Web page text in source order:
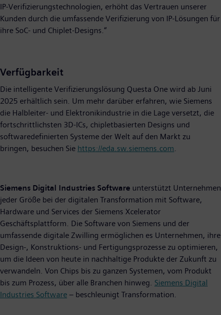
IP-Verifizierungstechnologien, erhöht das Vertrauen unserer
Kunden durch die umfassende Verifizierung von IP-Lösungen für
ihre SoC- und Chiplet-Designs.“
Verfügbarkeit
Die intelligente Verifizierungslösung Questa One wird ab Juni
2025 erhältlich sein. Um mehr darüber erfahren, wie Siemens
die Halbleiter- und Elektronikindustrie in die Lage versetzt, die
fortschrittlichsten 3D-ICs, chipletbasierten Designs und
softwaredefinierten Systeme der Welt auf den Markt zu
bringen, besuchen Sie https://eda.sw.siemens.com
Siemens Digital Industries Software unterstützt Unternehmen
jeder Größe bei der digitalen Transformation mit Software,
Hardware und Services der Siemens Xcelerator
Geschäftsplattform. Die Software von Siemens und der
umfassende digitale Zwilling ermöglichen es Unternehmen, ihre
Design-, Konstruktions- und Fertigungsprozesse zu optimieren,
um die Ideen von heute in nachhaltige Produkte der Zukunft zu
verwandeln. Von Chips bis zu ganzen Systemen, vom Produkt
bis zum Prozess, über alle Branchen hinweg. Siemens Digital
Industries Software – beschleunigt Transformation.